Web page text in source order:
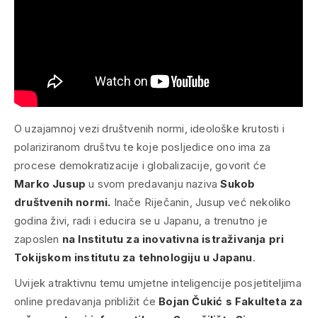
O uzajamnoj vezi društvenih normi, ideološke krutosti i
polariziranom društvu te koje posljedice ono ima za
procese demokratizacije i globalizacije, govorit će
Marko Jusup u svom predavanju nazivaSukob
društvenih normi. Inače Riječanin, Jusup već nekoliko
godina živi, radi i educira se u Japanu, a trenutno je
zaposlen na Institutu za inovativna istraživanja pri
Tokijskom institutu za tehnologiju u Japanu.
Uvijek atraktivnu temu umjetne inteligencije posjetiteljima
online predavanja približit će Bojan Čukić s Fakulteta za